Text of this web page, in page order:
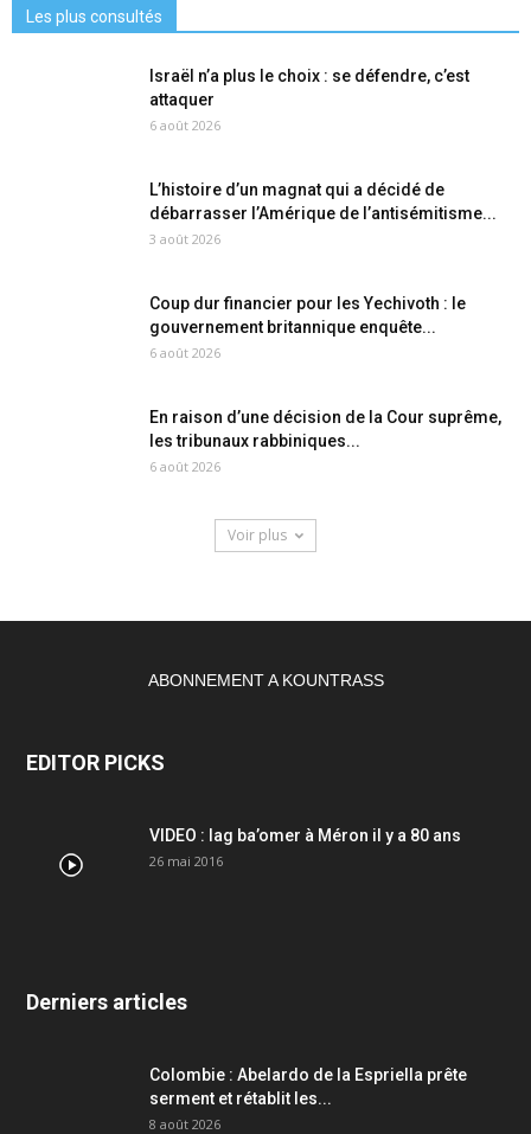
Les plus consultés
Israël n’a plus le choix : se défendre, c’est
attaquer
6 août 2026
L’histoire d’un magnat qui a décidé de
débarrasser l’Amérique de l’antisémitisme...
3 août 2026
Coup dur financier pour les Yechivoth : le
gouvernement britannique enquête...
6 août 2026
En raison d’une décision de la Cour suprême,
les tribunaux rabbiniques...
6 août 2026
Voir plus
ABONNEMENT A KOUNTRASS
EDITOR PICKS
VIDEO : lag ba’omer à Méron il y a 80 ans
26 mai 2016
Derniers articles
Colombie : Abelardo de la Espriella prête
serment et rétablit les...
8 août 2026